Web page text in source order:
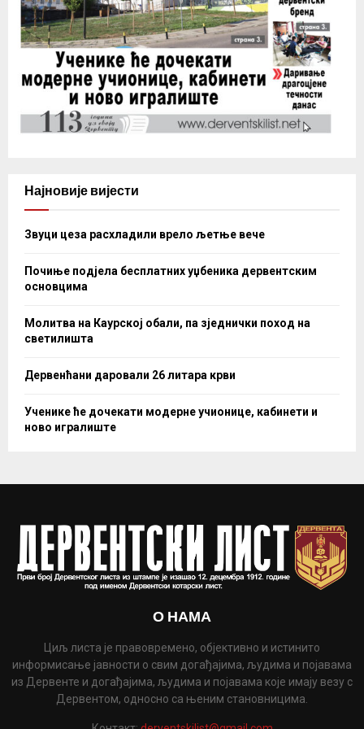
Најновије вијести
Звуци цеза расхладили врело љетње вече
Почиње подјела бесплатних уџбеника дервентским
основцима
Молитва на Каурској обали, па зједнички поход на
светилишта
Дервенћани даровали 26 литара крви
Ученике ће дочекати модерне учионице, кабинети и
ново игралиште
О НАМА
Циљ листа је правовремено, објективно и истинито
информисање јавности о свим догађајима, људима и појавама
из Дервенте и догађајима, људима и појавама које имају везу с
Дервентом, односно са њеним становницима.